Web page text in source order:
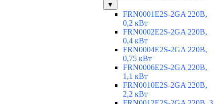
▼
FRN0001E2S-2GA 220В,
0,2 кВт
FRN0002E2S-2GA 220В,
0,4 кВт
FRN0004E2S-2GA 220В,
0,75 кВт
FRN0006E2S-2GA 220В,
1,1 кВт
FRN0010E2S-2GA 220В,
2,2 кВт